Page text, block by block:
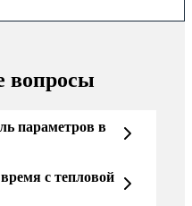
вопросы
параметров в
с тепловой